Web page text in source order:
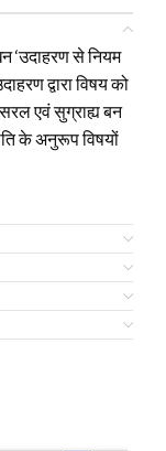
‘उदाहरण से नियम
द्वारा विषय को
एवं सुग्राह्य बन
के अनुरूप विषयों